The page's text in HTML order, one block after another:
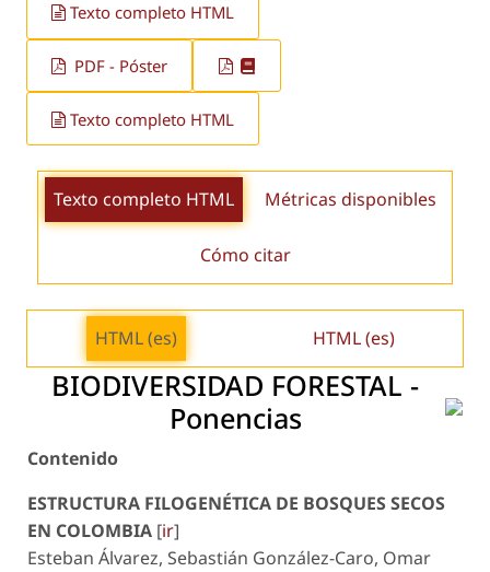
Texto completo HTML
PDF - Póster
Texto completo HTML
Texto completo HTML Métricas disponibles
Cómo citar
HTML (es) HTML (es)
BIODIVERSIDAD FORESTAL -
Ponencias
Contenido
ESTRUCTURA FILOGENÉTICA DE BOSQUES SECOS
EN COLOMBIA [ir]
Esteban Álvarez, Sebastián González-Caro, Omar